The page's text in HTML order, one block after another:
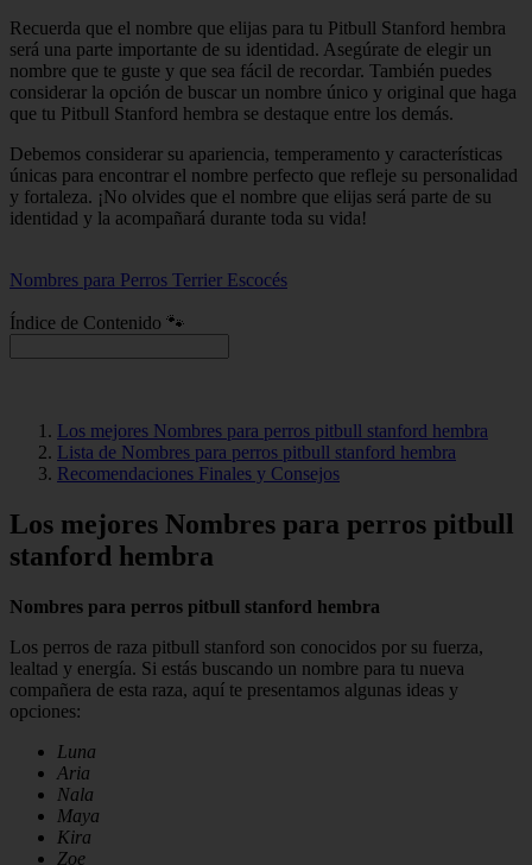
Recuerda que el nombre que elijas para tu Pitbull Stanford hembra
será una parte importante de su identidad. Asegúrate de elegir un
nombre que te guste y que sea fácil de recordar. También puedes
considerar la opción de buscar un nombre único y original que haga
que tu Pitbull Stanford hembra se destaque entre los demás.
Debemos considerar su apariencia, temperamento y características
únicas para encontrar el nombre perfecto que refleje su personalidad
y fortaleza. ¡No olvides que el nombre que elijas será parte de su
identidad y la acompañará durante toda su vida!
Nombres para Perros Terrier Escocés
Índice de Contenido 🐾
Los mejores Nombres para perros pitbull stanford hembra
Lista de Nombres para perros pitbull stanford hembra
Recomendaciones Finales y Consejos
Los mejores Nombres para perros pitbull
stanford hembra
Nombres para perros pitbull stanford hembra
Los perros de raza pitbull stanford son conocidos por su fuerza,
lealtad y energía. Si estás buscando un nombre para tu nueva
compañera de esta raza, aquí te presentamos algunas ideas y
opciones:
Luna
Aria
Nala
Maya
Kira
Zoe